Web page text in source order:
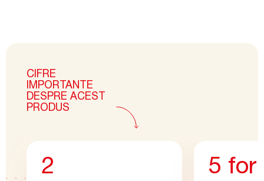
CIFRE
IMPORTANTE
DESPRE ACEST
PRODUS
2
5